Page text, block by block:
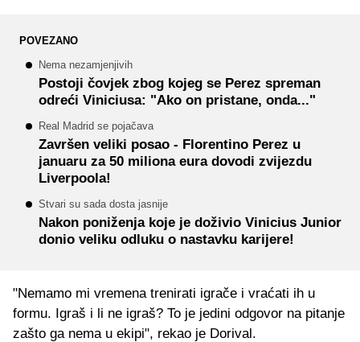
POVEZANO
Nema nezamjenjivih
Postoji čovjek zbog kojeg se Perez spreman
odreći Viniciusa: "Ako on pristane, onda..."
Real Madrid se pojačava
Završen veliki posao - Florentino Perez u
januaru za 50 miliona eura dovodi zvijezdu
Liverpoola!
Stvari su sada dosta jasnije
Nakon poniženja koje je doživio Vinicius Junior
donio veliku odluku o nastavku karijere!
"Nemamo mi vremena trenirati igrače i vraćati ih u
formu. Igraš i li ne igraš? To je jedini odgovor na pitanje
zašto ga nema u ekipi", rekao je Dorival.